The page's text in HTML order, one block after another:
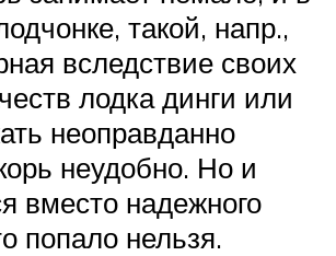
такой, напр.,
вследствие своих
лодка динги или
неоправданно
неудобно. Но и
вместо надежного
попало нельзя.